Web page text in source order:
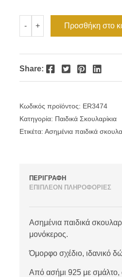
-
παιδικά
σκουλαρίκια
μονόκερος
ποσότητα
+ Προσθήκη στο
Share: Facebook Twitter Pinterest LinkedIn
Κωδικός προϊόντος: ER3474
Κατηγορία: Παιδικά Σκουλαρίκια
Ετικέτα: Ασημένια παιδικά
ΠΕΡΙΓΡΑΦΗ
ΕΠΙΠΛΕΟΝ ΠΛΗΡΟΦΟΡΙΕΣ
Ασημένια παιδικά
μονόκερος.
Όμορφο σχέδιο, ιδανικό
Από ασήμι 925 με σμάλτο,